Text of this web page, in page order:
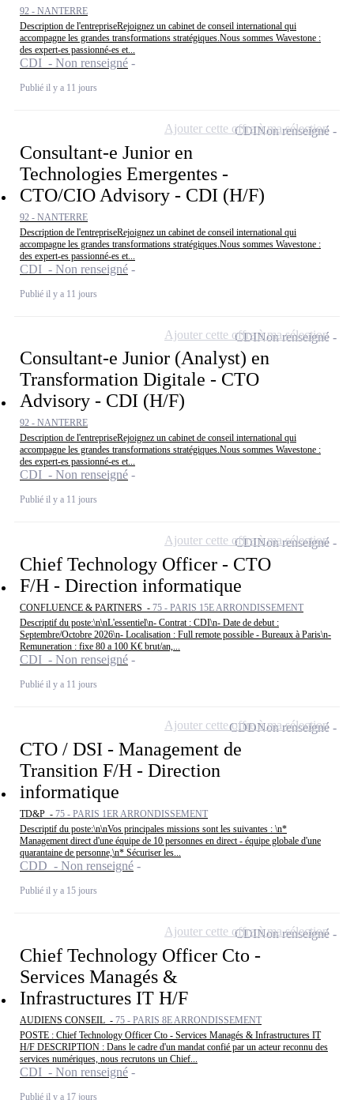
92 - NANTERRE
Description de l'entrepriseRejoignez un cabinet de conseil international qui
accompagne les grandes transformations stratégiques.Nous sommes Wavestone :
des expert-es passionné-es et...
CDI - Non renseigné
Publié il y a 11 jours
Consultant-e Junior en
Technologies Emergentes -
CTO/CIO Advisory - CDI (H/F)
92 - NANTERRE
Description de l'entrepriseRejoignez un cabinet de conseil international qui
accompagne les grandes transformations stratégiques.Nous sommes Wavestone :
des expert-es passionné-es et...
CDI - Non renseigné
Publié il y a 11 jours
CDINon renseigné
Ajouter cette offre à ma sélection
Consultant-e Junior (Analyst) en
Transformation Digitale - CTO
Advisory - CDI (H/F)
92 - NANTERRE
Description de l'entrepriseRejoignez un cabinet de conseil international qui
accompagne les grandes transformations stratégiques.Nous sommes Wavestone :
des expert-es passionné-es et...
CDI - Non renseigné
Publié il y a 11 jours
CDINon renseigné
Ajouter cette offre à ma sélection
Chief Technology Officer - CTO
F/H - Direction informatique
CONFLUENCE & PARTNERS - 75 - PARIS 15E ARRONDISSEMENT
Descriptif du poste:\n\nL'essentiel\n- Contrat : CDI\n- Date de debut :
Septembre/Octobre 2026\n- Localisation : Full remote possible - Bureaux à Paris\n-
Remuneration : fixe 80 a 100 K€ brut/an,...
CDI - Non renseigné
Publié il y a 11 jours
CDINon renseigné
Ajouter cette offre à ma sélection
CTO / DSI - Management de
Transition F/H - Direction
informatique
TD&P - 75 - PARIS 1ER ARRONDISSEMENT
Descriptif du poste:\n\nVos principales missions sont les suivantes : \n*
Management direct d'une équipe de 10 personnes en direct - équipe globale d'une
quarantaine de personne,\n* Sécuriser les...
CDD - Non renseigné
Publié il y a 15 jours
CDDNon renseigné
Ajouter cette offre à ma sélection
Chief Technology Officer Cto -
Services Managés &
Infrastructures IT H/F
AUDIENS CONSEIL - 75 - PARIS 8E ARRONDISSEMENT
POSTE : Chief Technology Officer Cto - Services Managés & Infrastructures IT
H/F DESCRIPTION : Dans le cadre d'un mandat confié par un acteur reconnu des
services numériques, nous recrutons un Chief...
CDI - Non renseigné
Publié il y a 17 jours
CDINon renseigné
Ajouter cette offre à ma sélection